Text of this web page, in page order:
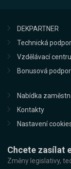
DEKPARTNER
Technická
Vzdělávací
Bonusová
Nabídka
Kontakty
Nastavení
Chcete zasílat
Změny legislativy,